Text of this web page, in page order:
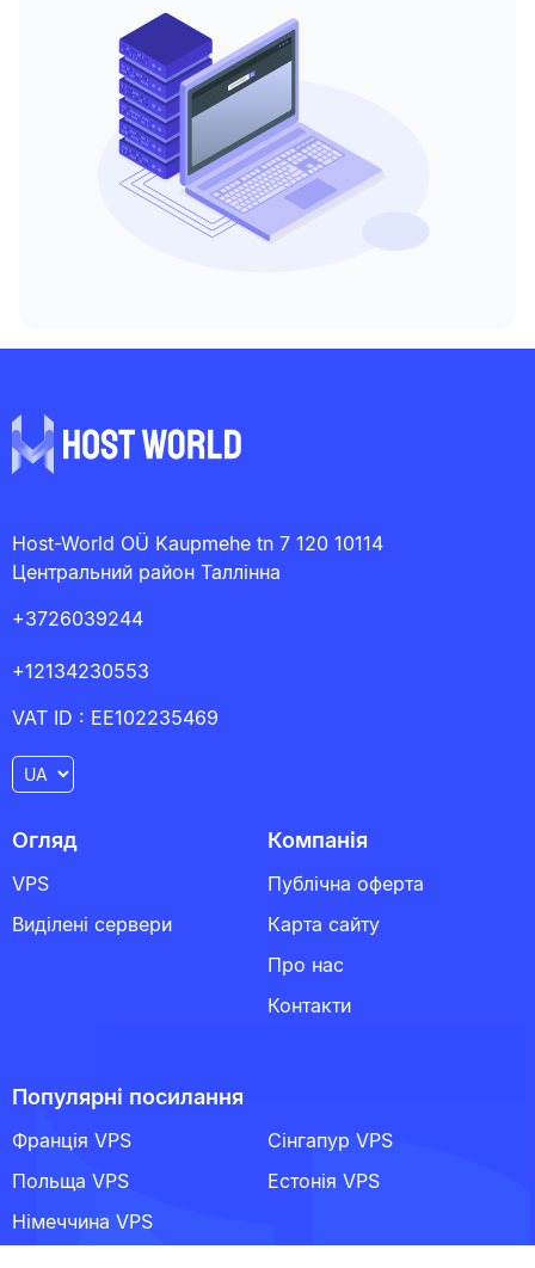
Host-World OÜ Kaupmehe tn 7 120 10114
Центральний район Таллінна
+3726039244
+12134230553
VAT ID : EE102235469
Огляд
VPS
Виділені сервери
Компанія
Публічна оферта
Карта сайту
Про нас
Контакти
Популярні посилання
Франція VPS
Сінгапур VPS
Польща VPS
Естонія VPS
Німеччина VPS